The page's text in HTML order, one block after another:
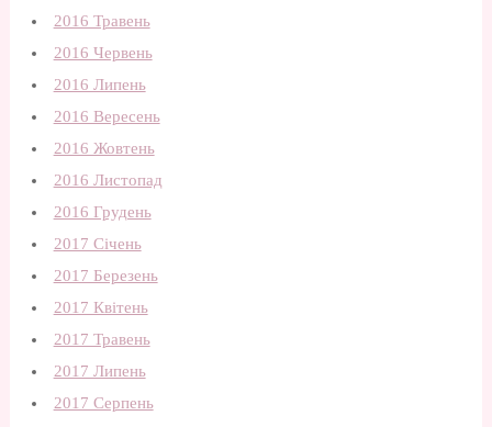
2016 Травень
2016 Червень
2016 Липень
2016 Вересень
2016 Жовтень
2016 Листопад
2016 Грудень
2017 Січень
2017 Березень
2017 Квітень
2017 Травень
2017 Липень
2017 Серпень